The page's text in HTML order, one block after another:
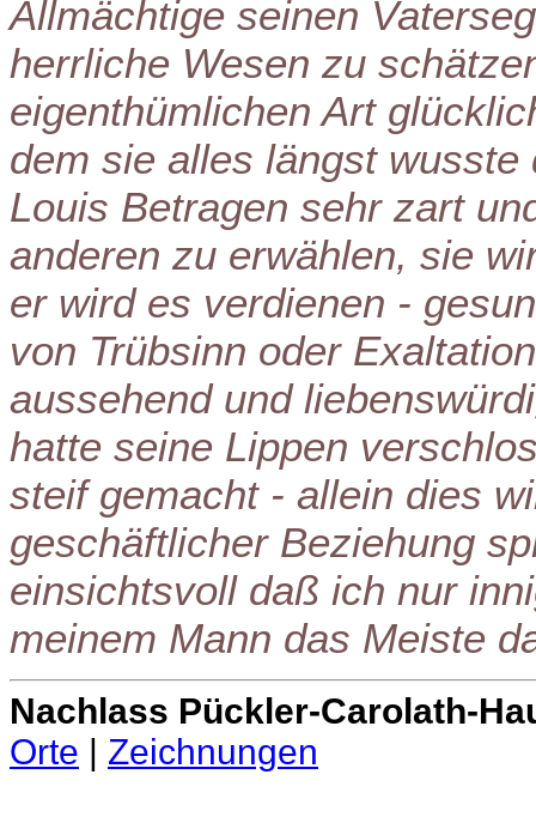
Allmächtige seinen
herrliche Wesen zu
eigenthümlichen Art
dem sie alles längst
Louis Betragen sehr zart
anderen zu erwählen, sie
er wird es verdienen -
von Trübsinn oder
aussehend und
hatte seine Lippen
steif gemacht - allein dies
geschäftlicher Beziehung
einsichtsvoll daß ich nur
meinem Mann das Meiste
Nachlass Pückler-Carolath-
Orte | Zeichnungen